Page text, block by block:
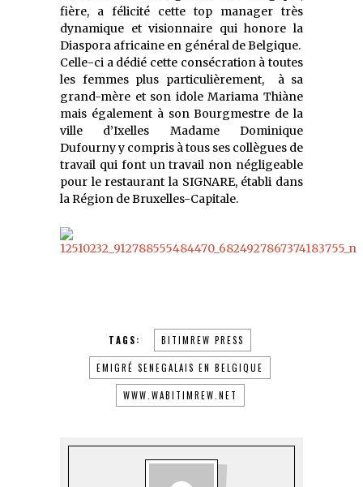
fière, a félicité cette top manager très
dynamique et visionnaire qui honore la
Diaspora africaine en général de Belgique.
Celle-ci a dédié cette consécration à toutes
les femmes plus particulièrement, à sa
grand-mère et son idole Mariama Thiàne
mais également à son Bourgmestre de la
ville d’Ixelles Madame Dominique
Dufourny y compris à tous ses collègues de
travail qui font un travail non négligeable
pour lerestaurant la SIGNARE, établi dans
la Région de Bruxelles-Capitale.
TAGS: BITIMREW PRESS
EMIGRÉ SENEGALAIS EN BELGIQUE
WWW.WABITIMREW.NET